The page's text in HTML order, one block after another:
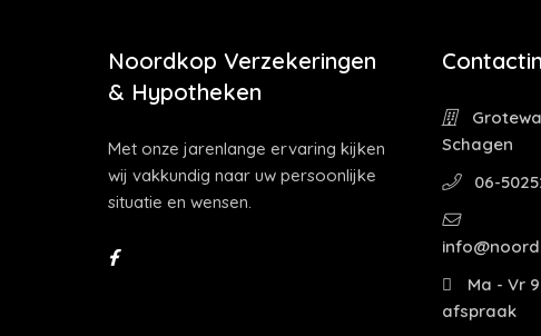
Noordkop Verzekeringen
& Hypotheken
Met onze jarenlange ervaring kijken
wij vakkundig naar uw persoonlijke
situatie en wensen.
Schagen
06-
Ma - Vr
afspraak